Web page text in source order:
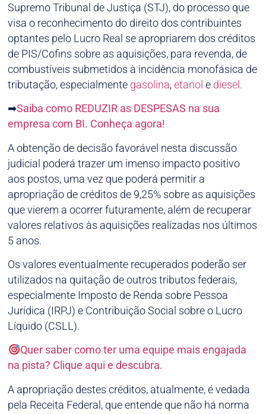
Supremo Tribunal de Justiça (STJ), do processo que
visa o reconhecimento do direito dos contribuintes
optantes pelo Lucro Real se apropriarem dos créditos
de PIS/Cofins sobre as aquisições, para revenda, de
combustíveis submetidos à incidência monofásica de
tributação, especialmente gasolina,etanol e diesel.
➡Saiba como REDUZIR as DESPESAS na sua
empresa com BI. Conheça agora!
A obtenção de decisão favorável nesta discussão
judicial poderá trazer um imenso impacto positivo
aos postos, uma vez que poderá permitir a
apropriação de créditos de 9,25% sobre as aquisições
que vierem a ocorrer futuramente, além de recuperar
valores relativos às aquisições realizadas nos últimos
5 anos.
Os valores eventualmente recuperados poderão ser
utilizados na quitação de outros tributos federais,
especialmente Imposto de Renda sobre Pessoa
Jurídica (IRPJ) e Contribuição Social sobre o Lucro
Líquido (CSLL).
Quer saber como ter uma equipe mais engajada
na pista? Clique aqui e descubra.
A apropriação destes créditos, atualmente, é vedada
pela Receita Federal, que entende que não há norma